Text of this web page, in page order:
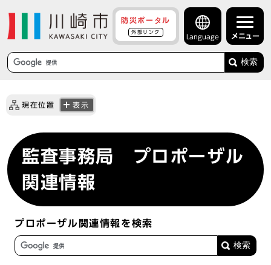
防災ポータル
外部リンク
Language メニュー
検索
現在位置 表示
監査事務局 プロポーザル
関連情報
プロポーザル関連情報を検索